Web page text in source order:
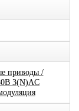
приводы /
3(N)AC